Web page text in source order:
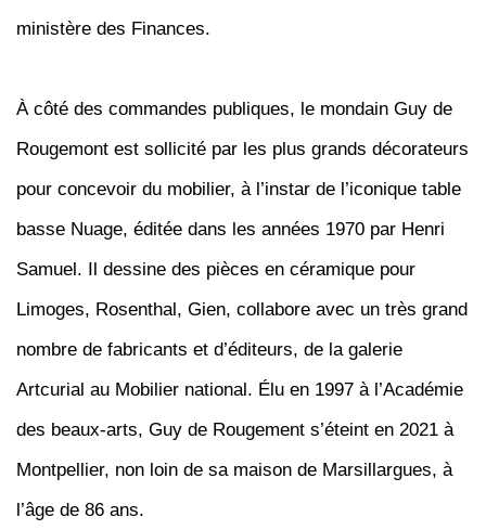
ministère des Finances.
À côté des commandes publiques, le mondain Guy de
Rougemont est sollicité par les plus grands décorateurs
pour concevoir du mobilier, à l’instar de l’iconique table
basse Nuage, éditée dans les années 1970 par Henri
Samuel. Il dessine des pièces en céramique pour
Limoges, Rosenthal, Gien, collabore avec un très grand
nombre de fabricants et d’éditeurs, de la galerie
Artcurial au Mobilier national. Élu en 1997 à l’Académie
des beaux-arts, Guy de Rougement s’éteint en 2021 à
Montpellier, non loin de sa maison de Marsillargues, à
l’âge de 86 ans.